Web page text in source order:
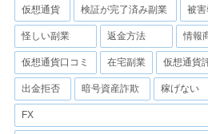
仮想通貨 検証が完了済み副業 被
怪しい副業 返金方法 情報
仮想通貨口コミ 在宅副業 仮想通貨
出金拒否 暗号資産詐欺 稼げない
FX